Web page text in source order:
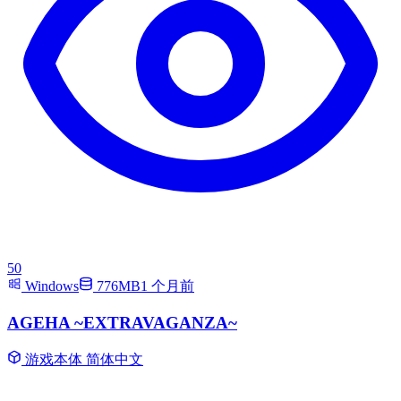
50
Windows
776MB1 个月前
AGEHA ~EXTRAVAGANZA~
游戏本体 简体中文